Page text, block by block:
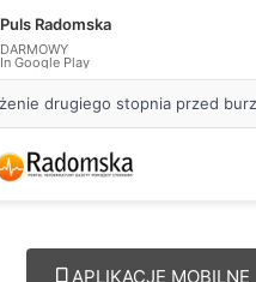
APLIKACJE MOBILNE
Puls Radomska
DARMOWY
In Google Play